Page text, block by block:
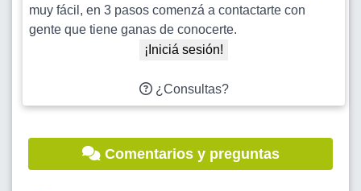
muy fácil, en 3 pasos comenzá a contactarte con
gente que tiene ganas de conocerte.
¡Iniciá sesión!
¿Consultas?
Comentarios y preguntas